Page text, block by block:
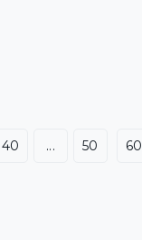
40 ... 50 60